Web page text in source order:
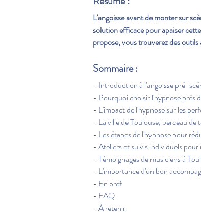
L'angoisse avant de monter sur
solution efficace pour apaiser
propose, vous trouverez des
Sommaire :
- Introduction à l'angoisse pré-
- Pourquoi choisir l'hypnose près
- L'impact de l'hypnose sur les
- La ville de Toulouse, berceau de
- Les étapes de l'hypnose pour
- Ateliers et suivis individuels pour
- Témoignages de musiciens à
- L'importance d'un bon
- En bref
- FAQ
- À retenir